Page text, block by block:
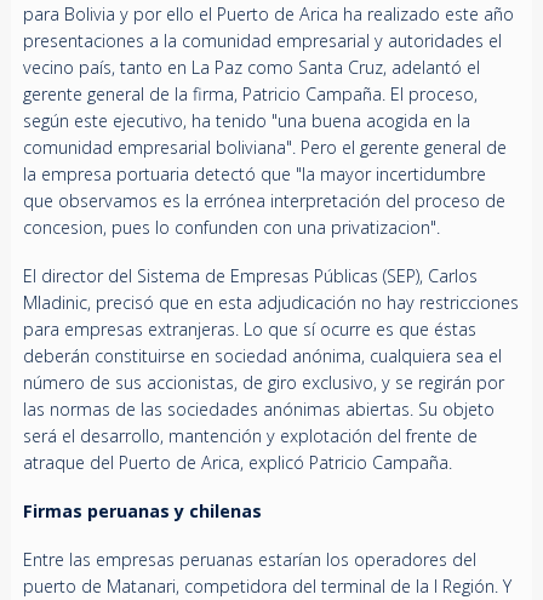
para Bolivia y por ello el Puerto de Arica ha realizado este año
presentaciones a la comunidad empresarial y autoridades el
vecino país, tanto en La Paz como Santa Cruz, adelantó el
gerente general de la firma, Patricio Campaña. El proceso,
según este ejecutivo, ha tenido "una buena acogida en la
comunidad empresarial boliviana". Pero el gerente general de
la empresa portuaria detectó que "la mayor incertidumbre
que observamos es la errónea interpretación del proceso de
concesion, pues lo confunden con una privatizacion".
El director del Sistema de Empresas Públicas (SEP), Carlos
Mladinic, precisó que en esta adjudicación no hay restricciones
para empresas extranjeras. Lo que sí ocurre es que éstas
deberán constituirse en sociedad anónima, cualquiera sea el
número de sus accionistas, de giro exclusivo, y se regirán por
las normas de las sociedades anónimas abiertas. Su objeto
será el desarrollo, mantención y explotación del frente de
atraque del Puerto de Arica, explicó Patricio Campaña.
Firmas peruanas y chilenas
Entre las empresas peruanas estarían los operadores del
puerto de Matanari, competidora del terminal de la I Región. Y